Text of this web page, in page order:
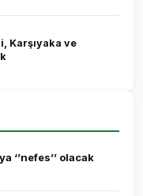
Karşıyaka ve
‘’nefes’’ olacak